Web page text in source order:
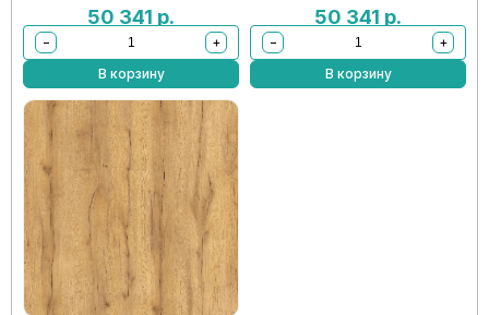
50 341 р.
−
+
В корзину
50 341 р.
−
+
В корзину